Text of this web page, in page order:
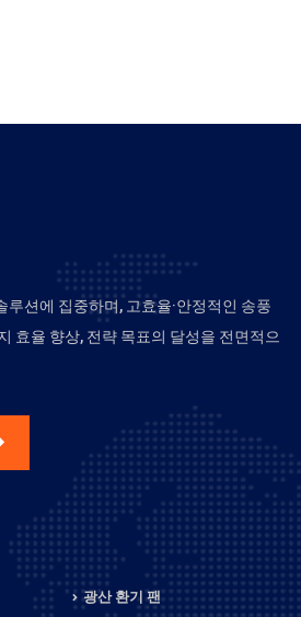
루션에 집중하며, 고효율·안정적인 송풍
효율 향상, 전략 목표의 달성을 전면적으
광산 환기 팬